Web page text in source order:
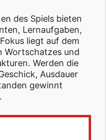
des Spiels bieten
Lernaufgaben,
liegt auf dem
Wortschatzes und
Werden die
Ausdauer
gewinnt